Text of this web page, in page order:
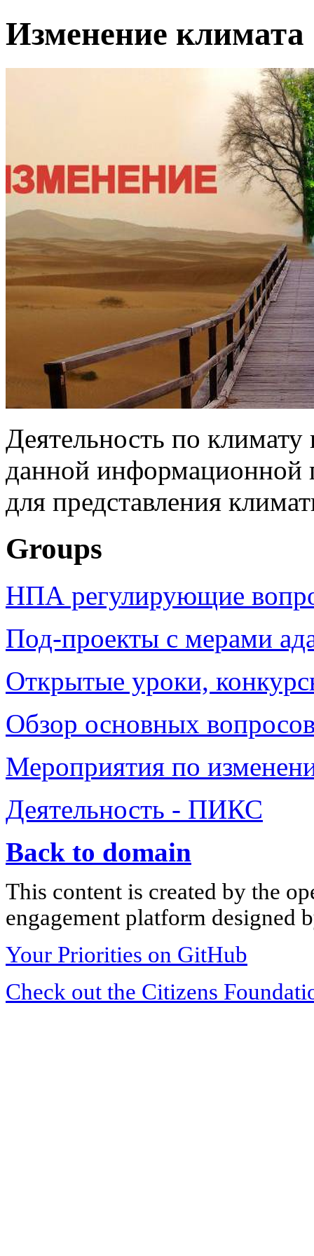
Изменение климата
Деятельность по
данной информационной
для представления
Groups
НПА регулирующие
Под-проекты с мерами
Открытые уроки,
Обзор основных
Мероприятия по
Деятельность - ПИКС
Back to domain
This content is created by the
engagement platform designed
Your Priorities on GitHub
Check out the Citizens